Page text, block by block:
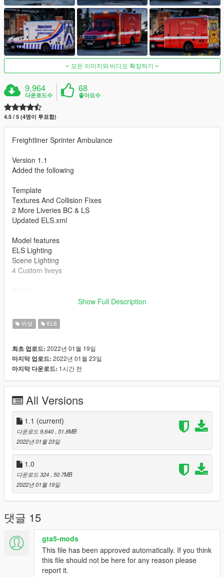
모든 이미지와 비디오 확장하기
9,964
다운로드수
68
좋아요수
4.5 / 5 (4명이 투표함)
Freightliner Sprinter Ambulance
Version 1.1
Added the following
Template
Textures And Collision Fixes
2 More Liveries BC & LS
Updated ELS.xml
Model features
ELS Lighting
Scene Lighting
4 Custom liveys
>X64>LEVELS>GTA5
Els folder>pack_default
Meta must be installed otherwise handling wont work or
window tints will darken the glass and multi livery wont work
Vehicles.meta
mods/update/update.rpf/common/data/levels/gta5
Handling.meta
mods/update/update.rpf/common/data
Credits and readme in folder
THANKS POLICESCO
Show Full Description
비상 ELS
최초 업로드: 2022년 01월 19일
마지막 업로드: 2022년 01월 23일
마지막 다운로드: 1시간 전
All Versions
1.1 (current)
다운로드 9,640 , 51.8MB
2022년 01월 23일
1.0
다운로드 324 , 50.7MB
2022년 01월 19일
댓글 15
gta5-mods
This file has been approved automatically. If you think
this file should not be here for any reason please
report it.